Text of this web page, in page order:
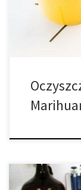
narkotyków nie